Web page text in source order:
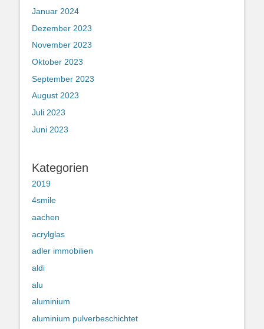
Januar 2024
Dezember 2023
November 2023
Oktober 2023
September 2023
August 2023
Juli 2023
Juni 2023
Kategorien
2019
4smile
aachen
acrylglas
adler immobilien
aldi
alu
aluminium
aluminium pulverbeschichtet